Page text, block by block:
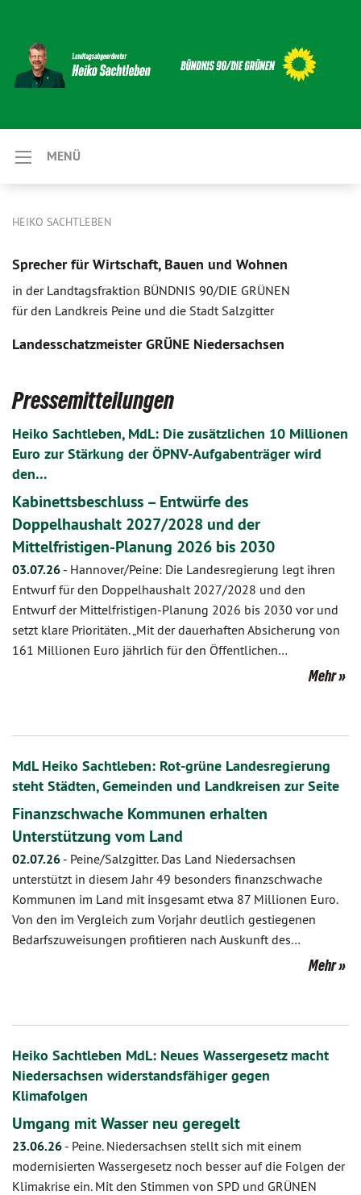
MENÜ
HEIKO SACHTLEBEN
Sprecher für Wirtschaft, Bauen und Wohnen
in der Landtagsfraktion BÜNDNIS 90/DIE GRÜNEN
für den Landkreis Peine und die Stadt Salzgitter
Landesschatzmeister GRÜNE Niedersachsen
Pressemitteilungen
Heiko Sachtleben, MdL: Die zusätzlichen 10 Millionen
Euro zur Stärkung der ÖPNV-Aufgabenträger wird
den…
Kabinettsbeschluss – Entwürfe des
Doppelhaushalt 2027/2028 und der
Mittelfristigen-Planung 2026 bis 2030
03.07.26 - Hannover/Peine: Die Landesregierung legt ihren
Entwurf für den Doppelhaushalt 2027/2028 und den
Entwurf der Mittelfristigen-Planung 2026 bis 2030 vor und
setzt klare Prioritäten. „Mit der dauerhaften Absicherung von
161 Millionen Euro jährlich für den Öffentlichen…
Mehr
MdL Heiko Sachtleben: Rot-grüne Landesregierung
steht Städten, Gemeinden und Landkreisen zur Seite
Finanzschwache Kommunen erhalten
Unterstützung vom Land
02.07.26 - Peine/Salzgitter. Das Land Niedersachsen
unterstützt in diesem Jahr 49 besonders finanzschwache
Kommunen im Land mit insgesamt etwa 87 Millionen Euro.
Von den im Vergleich zum Vorjahr deutlich gestiegenen
Bedarfszuweisungen profitieren nach Auskunft des…
Mehr
Heiko Sachtleben MdL: Neues Wassergesetz macht
Niedersachsen widerstandsfähiger gegen
Klimafolgen
Umgang mit Wasser neu geregelt
23.06.26 - Peine. Niedersachsen stellt sich mit einem
modernisierten Wassergesetz noch besser auf die Folgen der
Klimakrise ein. Mit den Stimmen von SPD und GRÜNEN